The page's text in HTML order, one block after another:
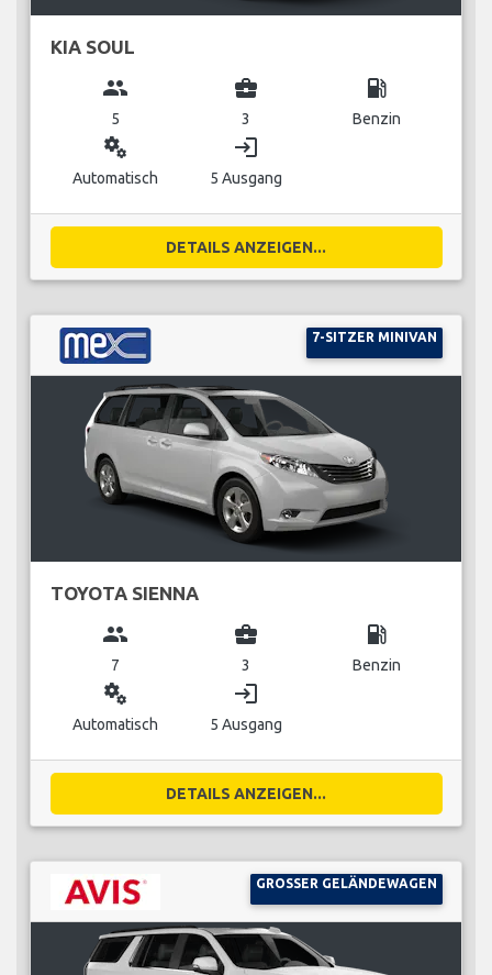
KIA SOUL
group
5
business_center
3
local_gas_station
Benzin
miscellaneous_services
Automatisch
login
5 Ausgang
DETAILS ANZEIGEN...
7-SITZER MINIVAN
TOYOTA SIENNA
group
7
business_center
3
local_gas_station
Benzin
miscellaneous_services
Automatisch
login
5 Ausgang
DETAILS ANZEIGEN...
GROSSER GELÄNDEWAGEN